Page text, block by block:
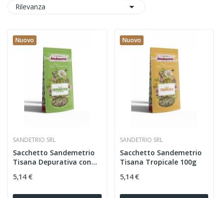
Rilevanza 
Nuovo
SANDETRIO SRL
Sacchetto Sandemetrio
Tisana Depurativa con...
5,14 €
Nuovo
SANDETRIO SRL
Sacchetto Sandemetrio
Tisana Tropicale 100g
5,14 €